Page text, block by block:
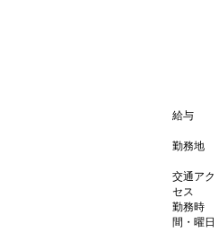
給与
勤務地
交通アク
セス
勤務時
間・曜日